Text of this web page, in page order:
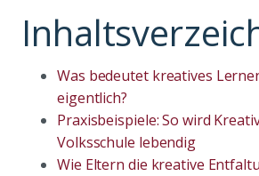
Was bedeutet kreatives
eigentlich?
Praxisbeispiele: So wird
Volksschule lebendig
Wie Eltern die kreative